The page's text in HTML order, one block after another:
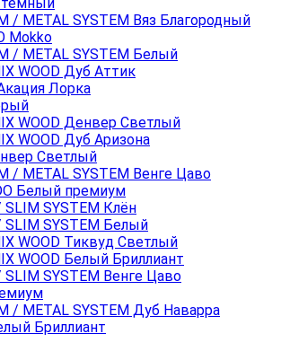
METAL SYSTEM Вяз Благородный
Mokko
METAL SYSTEM Белый
WOOD Дуб Аттик
Лорка
WOOD Денвер Светлый
WOOD Дуб Аризона
Светлый
METAL SYSTEM Венге Цаво
Белый премиум
SYSTEM Клён
SYSTEM Белый
WOOD Тиквуд Светлый
WOOD Белый Бриллиант
SYSTEM Венге Цаво
METAL SYSTEM Дуб Наварра
Бриллиант